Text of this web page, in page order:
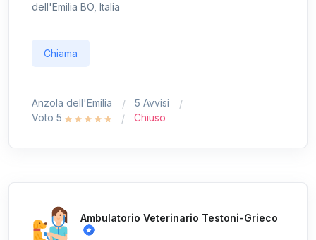
dell'Emilia BO, Italia
Chiama
Anzola dell'Emilia
5 Avvisi
Voto 5
Chiuso
Ambulatorio Veterinario Testoni-Grieco